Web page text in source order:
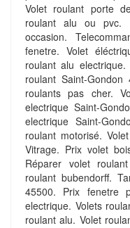
Volet roulant porte
roulant alu ou pvc.
occasion.
fenetre. Volet
roulant alu
roulant Saint-
roulants pas cher.
electrique Saint-
electrique Saint-
roulant motorisé.
Vitrage. Prix volet
Réparer volet
roulant bubendorff.
45500. Prix fenetre
electrique. Volets
roulant alu. Volet